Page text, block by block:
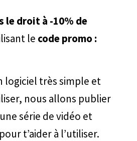
le droit à -10% de
le code promo :
logiciel très simple et
nous allons publier
série de vidéo et
t’aider à l’utiliser.